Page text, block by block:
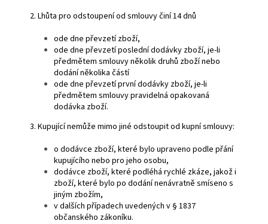
2. Lhůta pro odstoupení od smlouvy činí 14 dnů
ode dne převzetí zboží,
ode dne převzetí poslední dodávky zboží, je-li
předmětem smlouvy několik druhů zboží nebo
dodání několika částí
ode dne převzetí první dodávky zboží, je-li
předmětem smlouvy pravidelná opakovaná
dodávka zboží.
3. Kupující nemůže mimo jiné odstoupit od kupní smlouvy:
o dodávce zboží, které bylo upraveno podle přání
kupujícího nebo pro jeho osobu,
dodávce zboží, které podléhá rychlé zkáze, jakož i
zboží, které bylo po dodání nenávratně smíseno s
jiným zbožím,
v dalších případech uvedených v § 1837
občanského zákoníku.